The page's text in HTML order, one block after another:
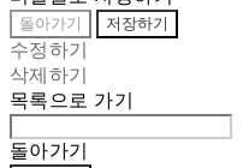
돌아가기 저장하기
수정하기
삭제하기
목록으로 가기
돌아가기